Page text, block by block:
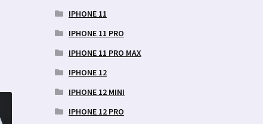
IPHONE 11
IPHONE 11 PRO
IPHONE 11 PRO MAX
IPHONE 12
IPHONE 12 MINI
IPHONE 12 PRO